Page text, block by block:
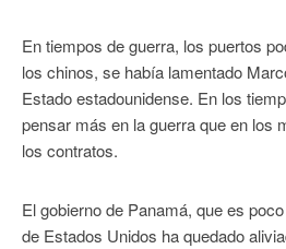
En tiempos de guerra, los puertos
los chinos, se había lamentado
Estado estadounidense. En los
pensar más en la guerra que en los
los contratos.
El gobierno de Panamá, que es
de Estados Unidos ha quedado